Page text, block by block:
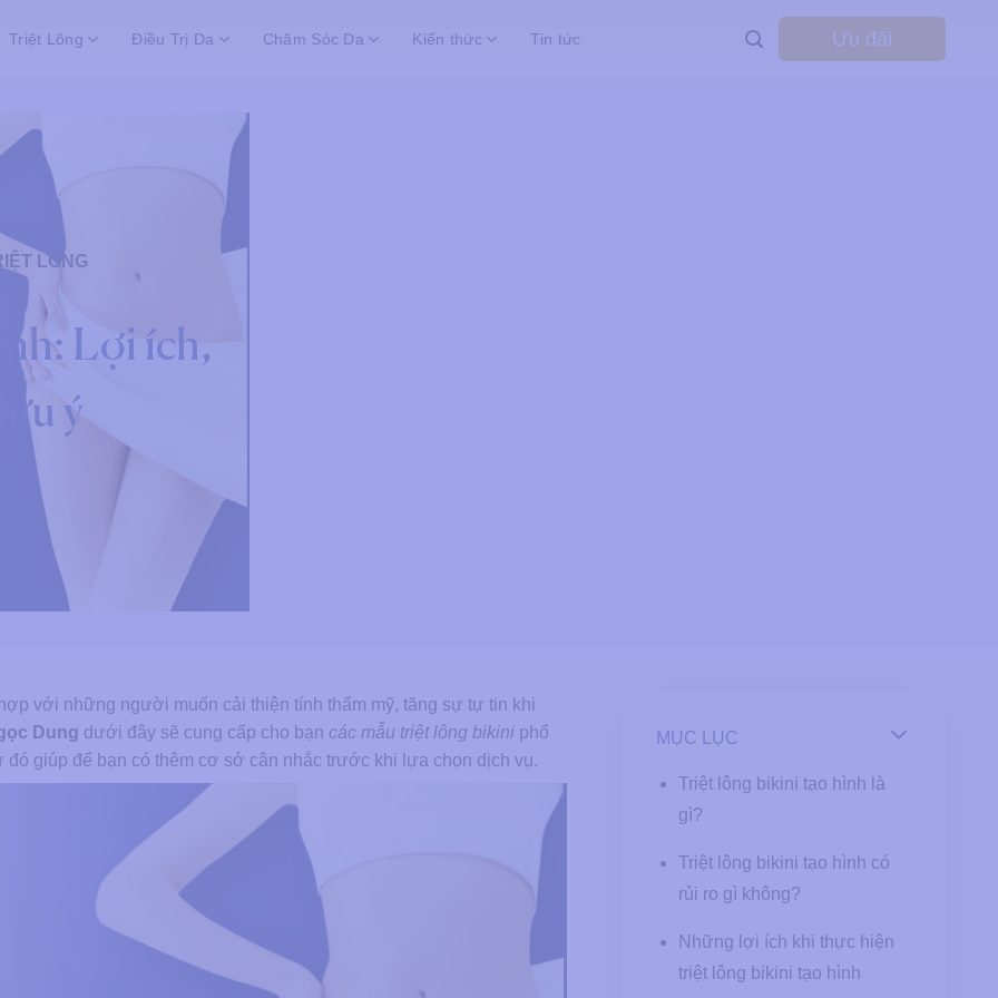
Triệt Lông Điều Trị Da Chăm Sóc Da Kiến thức Tin tức Ưu đãi
LÔNG
Lợi ích,
ý
với những người muốn cải thiện tính thẩm mỹ, tăng sự tự tin khi
Dung dưới đây sẽ cung cấp cho bạn các mẫu triệt lông bikini phổ
giúp để bạn có thêm cơ sở cân nhắc trước khi lựa chọn dịch vụ.
MỤC LỤC
Triệt lông bikini tạo hình là
gì?
Triệt lông bikini tạo hình có
rủi ro gì không?
Những lợi ích khi thực hiện
triệt lông bikini tạo hình